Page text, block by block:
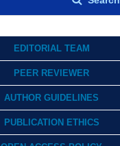
EDITORIAL TEAM
PEER REVIEWER
AUTHOR GUIDELINES
PUBLICATION ETHICS